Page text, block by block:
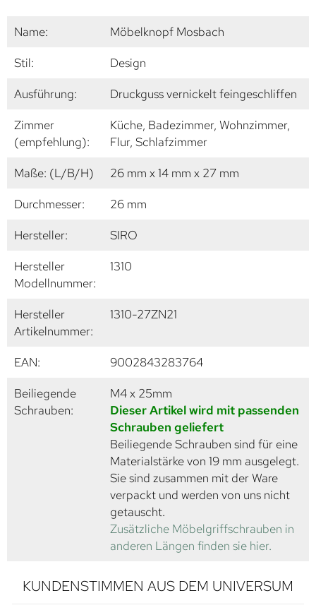
Name:
Möbelknopf Mosbach
Stil:
Design
Ausführung:
Druckguss vernickelt feingeschliffen
Zimmer
(empfehlung):
Küche, Badezimmer, Wohnzimmer,
Flur, Schlafzimmer
Maße: (L/B/H)
26 mm x 14 mm x 27 mm
Durchmesser:
26 mm
Hersteller:
SIRO
Hersteller
Modellnummer:
1310
Hersteller
Artikelnummer:
1310-27ZN21
EAN:
9002843283764
Beiliegende
Schrauben:
M4 x 25mm
Dieser Artikel wird mit passenden
Schrauben geliefert
Beiliegende Schrauben sind für eine
Materialstärke von 19 mm ausgelegt.
Sie sind zusammen mit der Ware
verpackt und werden von uns nicht
getauscht.
Zusätzliche Möbelgriffschrauben in
anderen Längen finden sie hier.
KUNDENSTIMMEN AUS DEM UNIVERSUM